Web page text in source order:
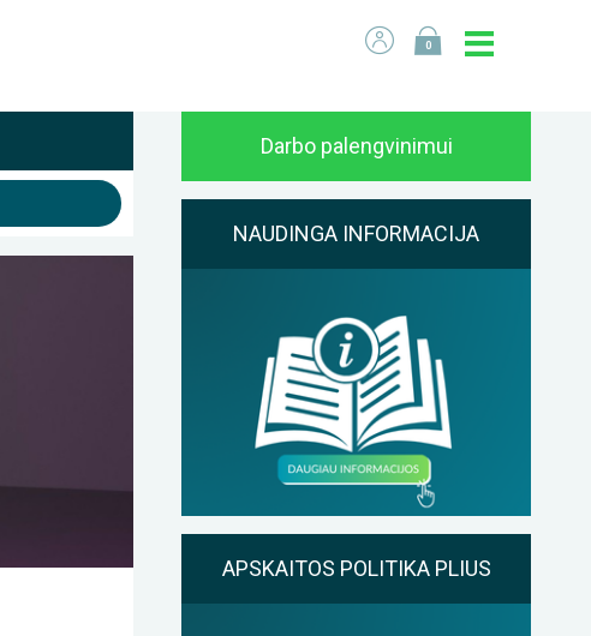
0
Darbo palengvinimui
NAUDINGA INFORMACIJA
APSKAITOS POLITIKA PLIUS